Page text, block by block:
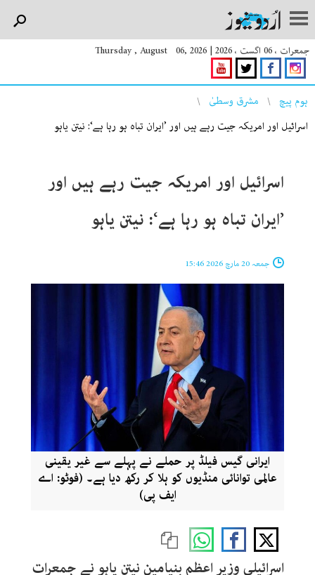
جمعرات ، 06 اگست ، 2026 |
Thursday , August 06, 2026
You are here
ہوم پیچ
مشرق وسطیٰ
اسرائیل اور امریکہ جیت رہے ہیں اور ’ایران تباہ ہو رہا ہے‘: نیتن یاہو
اسرائیل اور امریکہ جیت رہے ہیں اور
’ایران تباہ ہو رہا ہے‘: نیتن یاہو
جمعہ 20 مارچ 2026 15:46
ایرانی گیس فیلڈ پر حملے نے پہلے سے غیر یقینی
عالمی توانائی منڈیوں کو ہلا کر رکھ دیا ہے۔ (فوٹو: اے
ایف پی)
اسرائیلی وزیرِ اعظم بنیامین نیتن یاہو نے جمعرات